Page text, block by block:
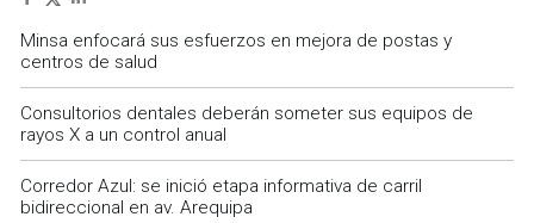
Minsa enfocará sus esfuerzos en mejora de postas y
centros de salud
Consultorios dentales deberán someter sus equipos de
rayos X a un control anual
Corredor Azul: se inició etapa informativa de carril
bidireccional en av. Arequipa